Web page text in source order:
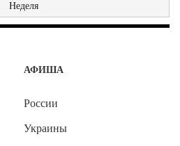
Неделя
АФИША
России
Украины